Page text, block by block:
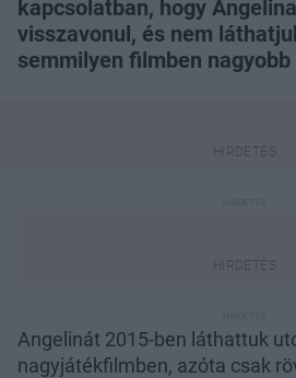
kapcsolatban, hogy
visszavonul, és nem
semmilyen filmben
Angelinát 2015-ben láthattuk
nagyjátékfilmben, azóta csak